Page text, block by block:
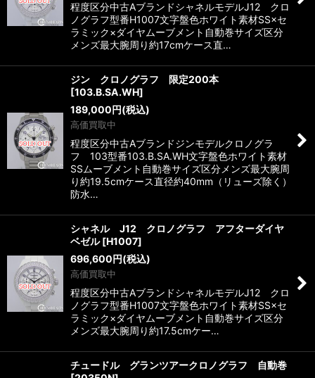
程度区分中古AブランドシャネルモデルJ12 クロ
ノグラフ型番H1007文字盤色ホワイト素材SS×セ
ラミック×ダイヤムーブメント自動巻サイズ区分
メンズ最大腕周り約17cmケース直…
ジン クロノグラフ 限定200本
[103.B.SA.WH]
189,000円(税込)
高価買取中
程度区分中古Aブランドジンモデルクロノグラ
フ 103型番103.B.SA.WH文字盤色ホワイト素材
SSムーブメント自動巻サイズ区分メンズ最大腕周
り約19.5cmケース直径約40mm（リューズ除く）
防水…
シャネル J12 クロノグラフ アフターダイヤ
ベゼル [H1007]
696,600円(税込)
高価買取中
程度区分中古AブランドシャネルモデルJ12 クロ
ノグラフ型番H1007文字盤色ホワイト素材SS×セ
ラミック×ダイヤムーブメント自動巻サイズ区分
メンズ最大腕周り約17.5cmケー…
チュードル グランツアークロノグラフ 自動巻